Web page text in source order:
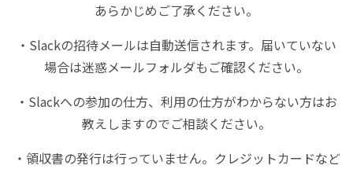
あらかじめご了承ください。
・Slackの招待メールは自動送信されます。届いていない
場合は迷惑メールフォルダもご確認ください。
・Slackへの参加の仕方、利用の仕方がわからない方はお
教えしますのでご相談ください。
・領収書の発行は行っていません。クレジットカードなど